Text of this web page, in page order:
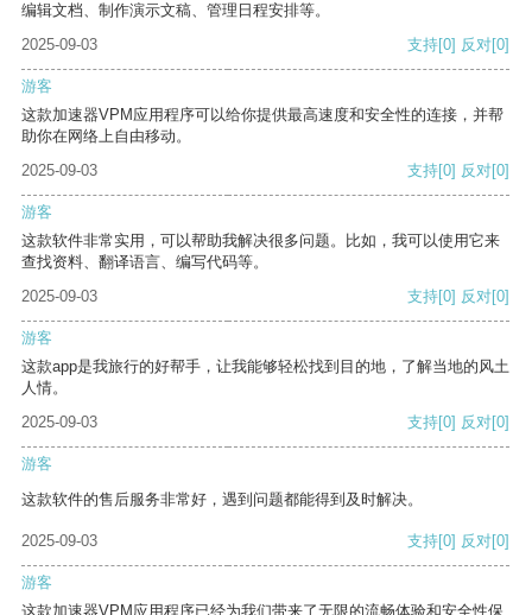
编辑文档、制作演示文稿、管理日程安排等。
2025-09-03
支持[0] 反对[0]
游客
这款加速器VPM应用程序可以给你提供最高速度和安全性的连接，并帮
助你在网络上自由移动。
2025-09-03
支持[0] 反对[0]
游客
这款软件非常实用，可以帮助我解决很多问题。比如，我可以使用它来
查找资料、翻译语言、编写代码等。
2025-09-03
支持[0] 反对[0]
游客
这款app是我旅行的好帮手，让我能够轻松找到目的地，了解当地的风土
人情。
2025-09-03
支持[0] 反对[0]
游客
这款软件的售后服务非常好，遇到问题都能得到及时解决。
2025-09-03 支持[0] 反对[0]
游客
这款加速器VPM应用程序已经为我们带来了无限的流畅体验和安全性保